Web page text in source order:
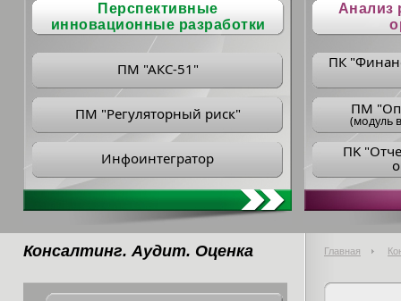
Перспективные
инновационные разработки
ПМ "АКС-51"
ПМ "Регуляторный риск"
Инфоинтегратор
Анализ
ПК
ПM
(модуль
ПK
Консалтинг. Аудит. Оценка Главная